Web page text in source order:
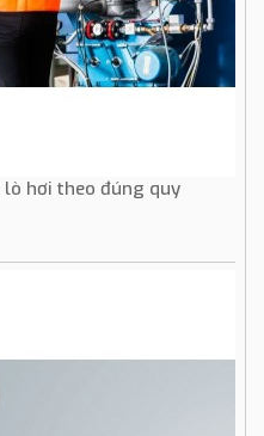
lò hơi theo đúng quy